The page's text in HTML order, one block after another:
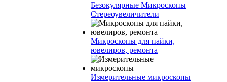
Безокулярные Микроскопы
Стереоувеличители
Микроскопы для пайки,
ювелиров, ремонта
Измерительные микроскопы